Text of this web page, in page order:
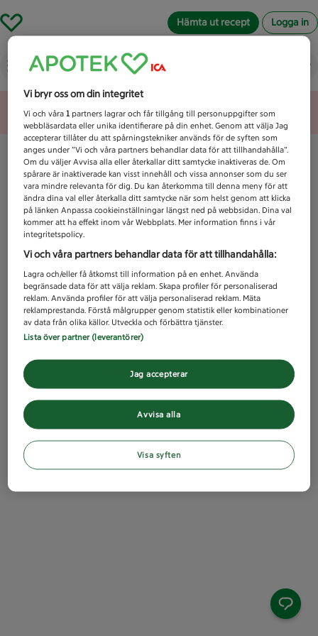
Hämta ut recept Logga in
Vad letar du efter idag?
Unknown error
Vi bryr oss om din integritet
Vi och våra1 partners lagrar och får tillgång till personuppgifter som
webbläsardata eller unika identifierare på din enhet. Genom att välja Jag
accepterar tillåter du att spårningstekniker används för de syften som
anges under ”Vi och våra partners behandlar data för att tillhandahålla”.
Om du väljer Avvisa alla eller återkallar ditt samtycke inaktiveras de. Om
spårare är inaktiverade kan visst innehåll och vissa annonser som du ser
vara mindre relevanta för dig. Du kan återkomma till denna meny för att
ändra dina val eller återkalla ditt samtycke när som helst genom att klicka
på länken Anpassa cookieinställningar längst ned på webbsidan. Dina val
kommer att ha effekt inom vår Webbplats. Mer information finns i vår
integritetspolicy.
Vi och våra partners behandlar data för att tillhandahålla:
Lagra och/eller få åtkomst till information på en enhet. Använda
begränsade data för att välja reklam. Skapa profiler för personaliserad
reklam. Använda profiler för att välja personaliserad reklam. Mäta
reklamprestanda. Förstå målgrupper genom statistik eller kombinationer
av data från olika källor. Utveckla och förbättra tjänster.
Lista över partner (leverantörer)
Avvisa alla
Jag accepterar
Visa syften